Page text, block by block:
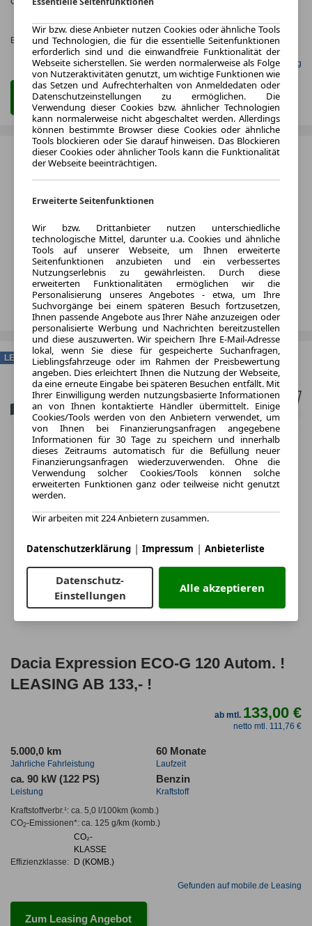
Effizienzklasse:
KLASSE
D (KOMB.)
Gefunden auf mobile.de Leasing
Zum Leasing Angebot
Dacia Expression ECO-G 120 Autom. !
LEASING AB 133,- !
ab mtl. 133,00 €
netto mtl. 111,76 €
5.000,0 km
Jahrliche Fahrleistung
60 Monate
Laufzeit
ca. 90 kW (122 PS)
Leistung
Benzin
Kraftstoff
Kraftstoffverbr.¹: ca. 5,0 l/100km(komb.)
CO2-Emissionen*: ca. 125 g/km(komb.)
Effizienzklasse:
CO₂-
KLASSE
D (KOMB.)
Gefunden auf mobile.de Leasing
Zum Leasing Angebot
LEASING
Wir bzw. diese Anbieter nutzen Cookies oder ähnliche Tools
und Technologien, die für die essentielle Seitenfunktionen
erforderlich sind und die einwandfreie Funktionalität der
Webseite sicherstellen. Sie werden normalerweise als Folge
von Nutzeraktivitäten genutzt, um wichtige Funktionen wie
das Setzen und Aufrechterhalten von Anmeldedaten oder
Datenschutzeinstellungen zu ermöglichen. Die
Verwendung dieser Cookies bzw. ähnlicher Technologien
kann normalerweise nicht abgeschaltet werden. Allerdings
können bestimmte Browser diese Cookies oder ähnliche
Tools blockieren oder Sie darauf hinweisen. Das Blockieren
dieser Cookies oder ähnlicher Tools kann die Funktionalität
der Webseite beeinträchtigen.
Erweiterte Seitenfunktionen
Wir bzw. Drittanbieter nutzen unterschiedliche
technologische Mittel, darunter u.a. Cookies und ähnliche
Tools auf unserer Webseite, um Ihnen erweiterte
Seitenfunktionen anzubieten und ein verbessertes
Nutzungserlebnis zu gewährleisten. Durch diese
erweiterten Funktionalitäten ermöglichen wir die
Personalisierung unseres Angebotes - etwa, um Ihre
Suchvorgänge bei einem späteren Besuch fortzusetzen,
Ihnen passende Angebote aus Ihrer Nähe anzuzeigen oder
personalisierte Werbung und Nachrichten bereitzustellen
und diese auszuwerten. Wir speichern Ihre E-Mail-Adresse
lokal, wenn Sie diese für gespeicherte Suchanfragen,
Lieblingsfahrzeuge oder im Rahmen der Preisbewertung
angeben. Dies erleichtert Ihnen die Nutzung der Webseite,
da eine erneute Eingabe bei späteren Besuchen entfällt. Mit
Ihrer Einwilligung werden nutzungsbasierte Informationen
an von Ihnen kontaktierte Händler übermittelt. Einige
Cookies/Tools werden von den Anbietern verwendet, um
von Ihnen bei Finanzierungsanfragen angegebene
Informationen für 30 Tage zu speichern und innerhalb
dieses Zeitraums automatisch für die Befüllung neuer
Finanzierungsanfragen wiederzuverwenden. Ohne die
Verwendung solcher Cookies/Tools können solche
erweiterten Funktionen ganz oder teilweise nicht genutzt
werden.
Wir arbeiten mit 224 Anbietern zusammen.
Datenschutzerklärung | Impressum | Anbieterliste
Datenschutz-
Einstellungen
Alle akzeptieren